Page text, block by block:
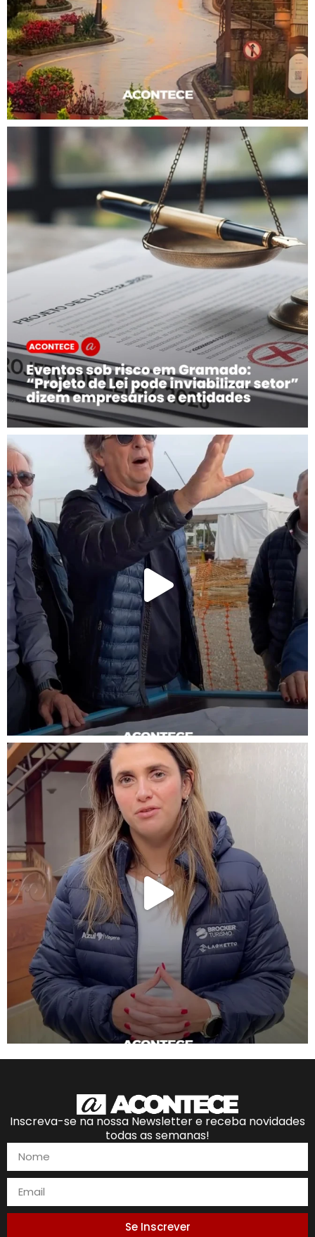
Inscreva-se na nossa Newsletter e receba novidades
todas as semanas!
Se Inscrever